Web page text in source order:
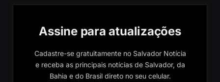
Assine para atualizações
Cadastre-se gratuitamente no Salvador Notícia
e receba as principais notícias de Salvador, da
Bahia e do Brasil direto no seu celular.